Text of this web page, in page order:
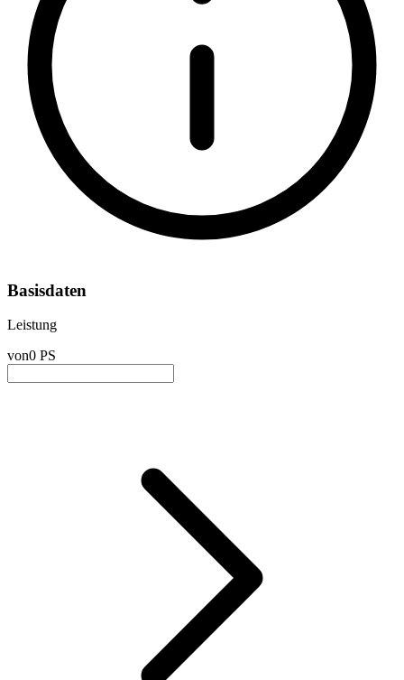
Basisdaten
Leistung
von0 PS